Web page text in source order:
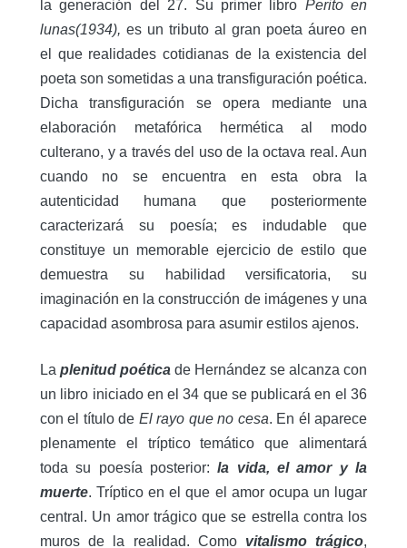
la generación del 27. Su primer libro Perito en
lunas(1934), es un tributo al gran poeta áureo en
el que realidades cotidianas de la existencia del
poeta son sometidas a una transfiguración poética.
Dicha transfiguración se opera mediante una
elaboración metafórica hermética al modo
culterano, y a través del uso de la octava real. Aun
cuando no se encuentra en esta obra la
autenticidad humana que posteriormente
caracterizará su poesía; es indudable que
constituye un memorable ejercicio de estilo que
demuestra su habilidad versificatoria, su
imaginación en la construcción de imágenes y una
capacidad asombrosa para asumir estilos ajenos.
La plenitud poética de Hernández se alcanza con
un libro iniciado en el 34 que se publicará en el 36
con el título de El rayo que no cesa. En él aparece
plenamente el tríptico temático que alimentará
toda su poesía posterior:la vida, el amor y la
muerte. Tríptico en el que el amor ocupa un lugar
central. Un amor trágico que se estrella contra los
muros de la realidad. Como vitalismo trágico,